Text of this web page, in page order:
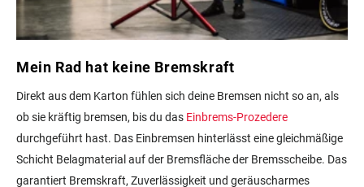
Mein Rad hat keine Bremskraft
Direkt aus dem Karton fühlen sich deine Bremsen nicht so an, als
ob sie kräftig bremsen, bis du das Einbrems-Prozedere
durchgeführt hast. Das Einbremsen hinterlässt eine gleichmäßige
Schicht Belagmaterial auf der Bremsfläche der Bremsscheibe. Das
garantiert Bremskraft, Zuverlässigkeit und geräuscharmes